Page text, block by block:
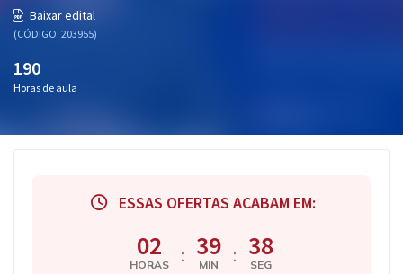
OAB
Conteúdo gratuito
Baixar edital
(CÓDIGO: 203955)
190
Horas de aula
ESSAS OFERTAS ACABAM EM:
02
HORAS : 39
MIN : 38
SEG